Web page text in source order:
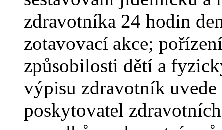
zdravotníka 24 hodin
zotavovací akce;
způsobilosti dětí a
výpisu zdravotník
poskytovatel